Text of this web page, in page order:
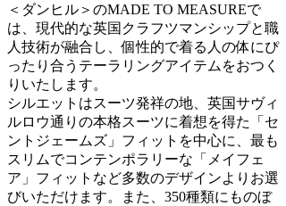
＜ダンヒル＞のMADE TO MEASUREで
は、現代的な英国クラフツマンシップと職
人技術が融合し、個性的で着る人の体にぴ
ったり合うテーラリングアイテムをおつく
りいたします。
シルエットはスーツ発祥の地、英国サヴィ
ルロウ通りの本格スーツに着想を得た「セ
ントジェームズ」フィットを中心に、最も
スリムでコンテンポラリーな「メイフェ
ア」フィットなど多数のデザインよりお選
びいただけます。また、350種類にものぼ